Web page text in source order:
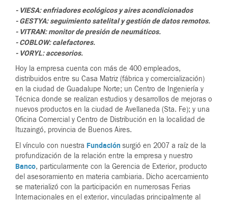
- VIESA: enfriadores ecológicos y aires acondicionados
- GESTYA: seguimiento satelital y gestión de datos remotos.
- VITRAN: monitor de presión de neumáticos.
- COBLOW: calefactores.
- VORYL: accesorios.
Hoy la empresa cuenta con más de 400 empleados,
distribuidos entre su Casa Matriz (fábrica y comercialización)
en la ciudad de Guadalupe Norte; un Centro de Ingeniería y
Técnica donde se realizan estudios y desarrollos de mejoras o
nuevos productos en la ciudad de Avellaneda (Sta. Fe); y una
Oficina Comercial y Centro de Distribución en la localidad de
Ituzaingó, provincia de Buenos Aires.
El vínculo con nuestra Fundación surgió en 2007 a raíz de la
profundización de la relación entre la empresa y nuestro
Banco, particularmente con la Gerencia de Exterior, producto
del asesoramiento en materia cambiaria. Dicho acercamiento
se materializó con la participación en numerosas Ferias
Internacionales en el exterior, vinculadas principalmente al